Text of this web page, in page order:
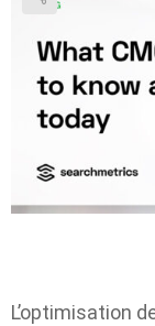
L’optimisation